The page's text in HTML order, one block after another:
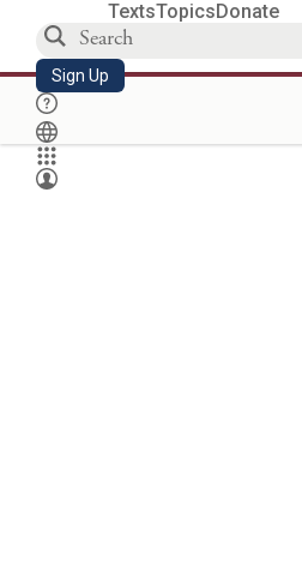
TextsTopicsDonate
Sign Up